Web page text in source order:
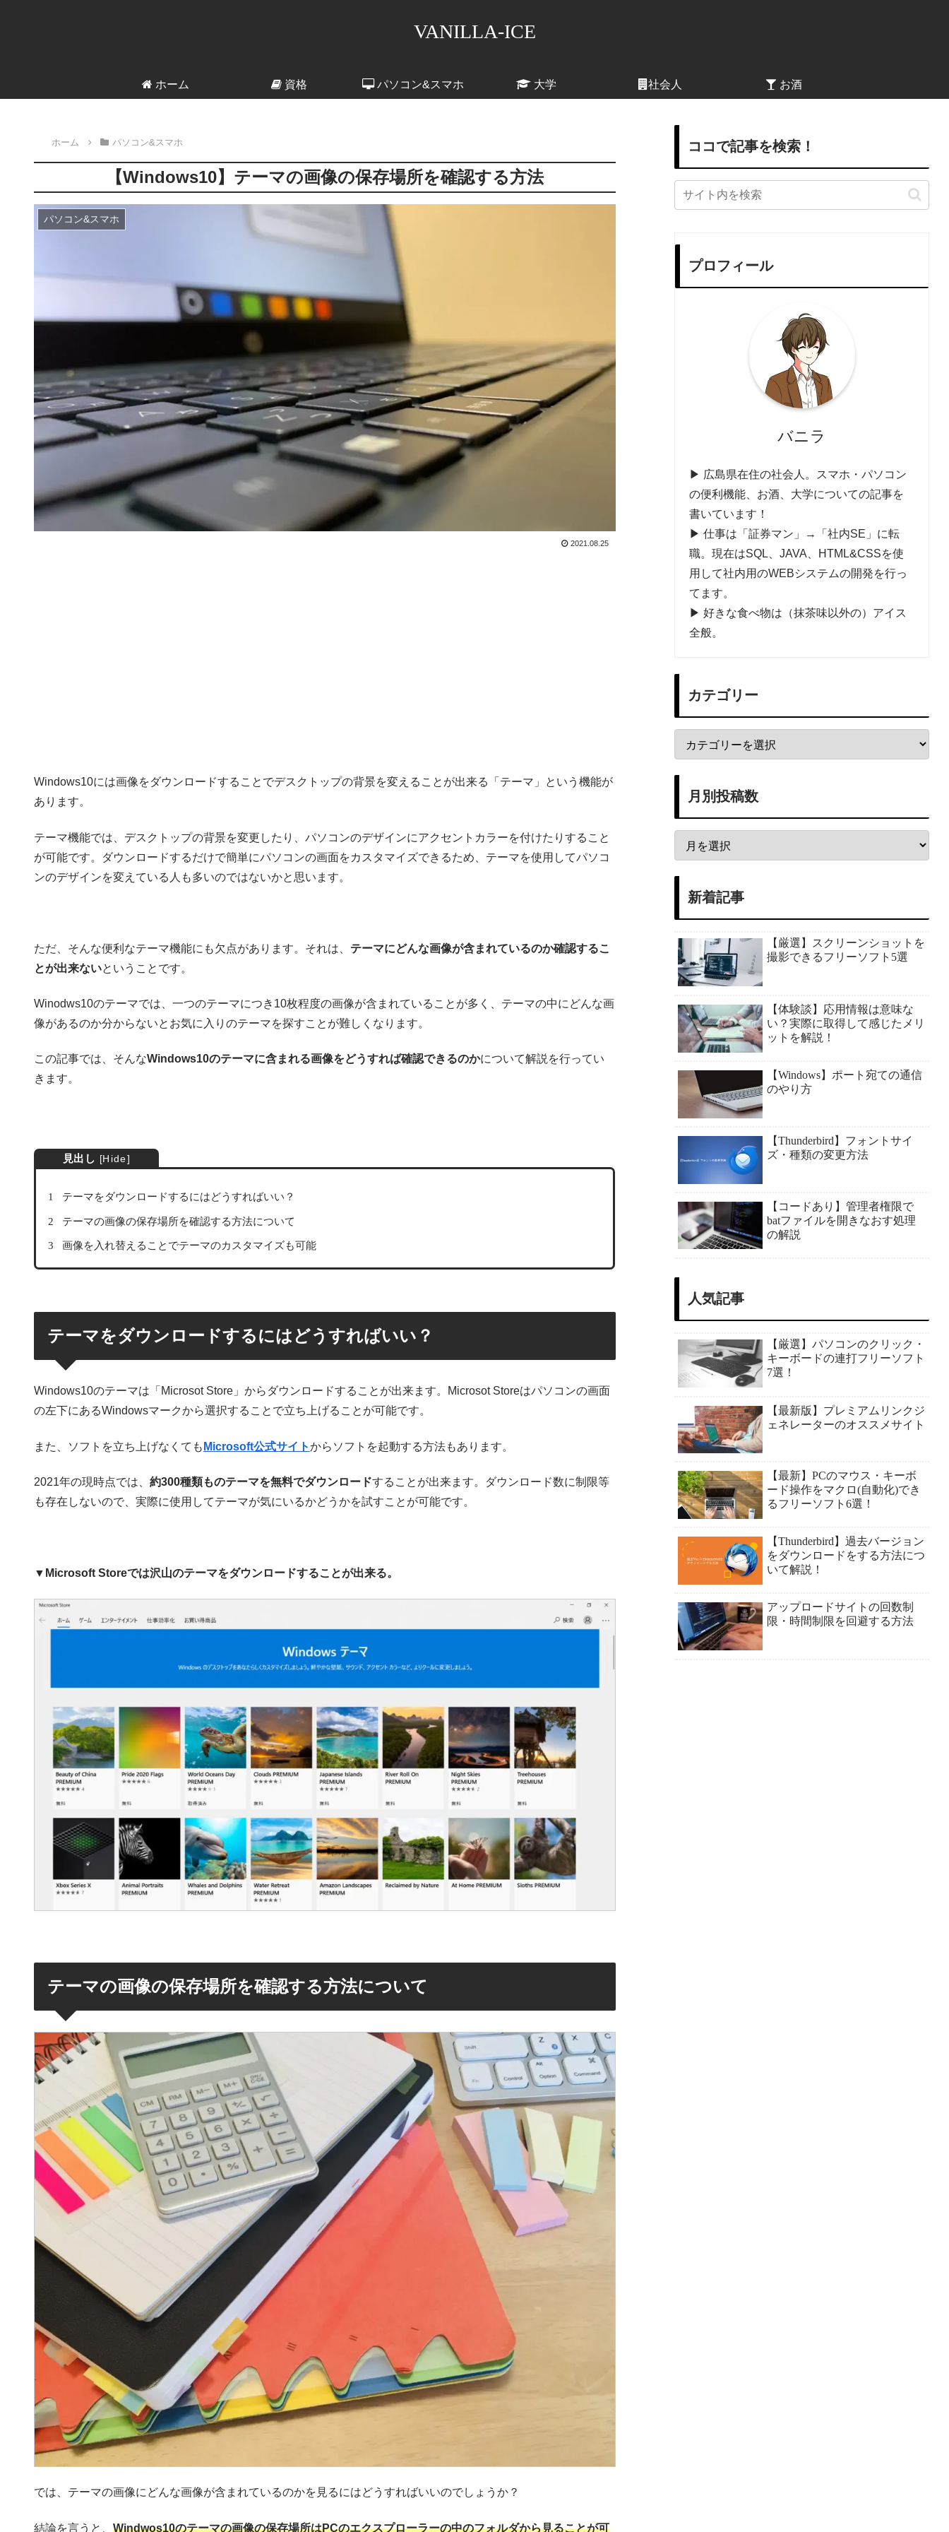
VANILLA-ICE
ホーム 資格 パソコン&スマホ 大学 社会人 お酒
ホーム パソコン&スマホ
【Windows10】テーマの画像の保存場所を確認する方法
パソコン&スマホ
2021.08.25
Windows10には画像をダウンロードすることでデスクトップの背景を変えることが出来る「テーマ」という機能が
あります。
テーマ機能では、デスクトップの背景を変更したり、パソコンのデザインにアクセントカラーを付けたりすること
が可能です。ダウンロードするだけで簡単にパソコンの画面をカスタマイズできるため、テーマを使用してパソコ
ンのデザインを変えている人も多いのではないかと思います。
ただ、そんな便利なテーマ機能にも欠点があります。それは、 テーマにどんな画像が含まれているのか確認するこ
とが出来ないということです。
Winodws10のテーマでは、一つのテーマにつき10枚程度の画像が含まれていることが多く、テーマの中にどんな画
像があるのか分からないとお気に入りのテーマを探すことが難しくなります。
この記事では、そんなWindows10のテーマに含まれる画像をどうすれば確認できるのかについて解説を行ってい
きます。
見出し [Hide]
1 テーマをダウンロードするにはどうすればいい？
2 テーマの画像の保存場所を確認する方法について
3 画像を入れ替えることでテーマのカスタマイズも可能
テーマをダウンロードするにはどうすればいい？
Windows10のテーマは「Microsot Store」からダウンロードすることが出来ます。Microsot Storeはパソコンの画面
の左下にあるWindowsマークから選択することで立ち上げることが可能です。
また、ソフトを立ち上げなくても Microsoft公式サイトからソフトを起動する方法もあります。
2021年の現時点では、 約300種類ものテーマを無料でダウンロードすることが出来ます。ダウンロード数に制限等
も存在しないので、実際に使用してテーマが気にいるかどうかを試すことが可能です。
▼Microsoft Storeでは沢山のテーマをダウンロードすることが出来る。
テーマの画像の保存場所を確認する方法について
では、テーマの画像にどんな画像が含まれているのかを見るにはどうすればいいのでしょうか？
結論を言うと、 Windwos10のテーマの画像の保存場所はPCのエクスプローラーの中のフォルダから見ることが可
ココで記事を検索！
プロフィール
バニラ
▶ 広島県在住の社会人。スマホ・パソコン
の便利機能、お酒、大学についての記事を
書いています！
▶ 仕事は「証券マン」→「社内SE」に転
職。現在はSQL、JAVA、HTML&CSSを使
用して社内用のWEBシステムの開発を行っ
てます。
▶ 好きな食べ物は（抹茶味以外の）アイス
全般。
カテゴリー
月別投稿数
新着記事
【厳選】スクリーンショットを
撮影できるフリーソフト5選
【体験談】応用情報は意味な
い？実際に取得して感じたメリ
ットを解説！
【Windows】ポート宛ての通信
のやり方
【Thunderbird】フォントサイ
ズ・種類の変更方法
【コードあり】管理者権限で
batファイルを開きなおす処理
の解説
人気記事
【厳選】パソコンのクリック・
キーボードの連打フリーソフト
7選！
【最新版】プレミアムリンクジ
ェネレーターのオススメサイト
【最新】PCのマウス・キーボ
ード操作をマクロ(自動化)でき
るフリーソフト6選！
【Thunderbird】過去バージョン
をダウンロードをする方法につ
いて解説！
アップロードサイトの回数制
限・時間制限を回避する方法